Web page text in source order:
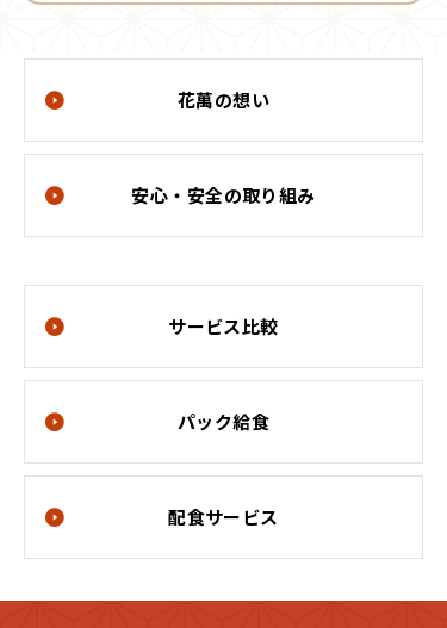
花萬の想い
安心・安全の取り組み
サービス比較
パック給食
配食サービス